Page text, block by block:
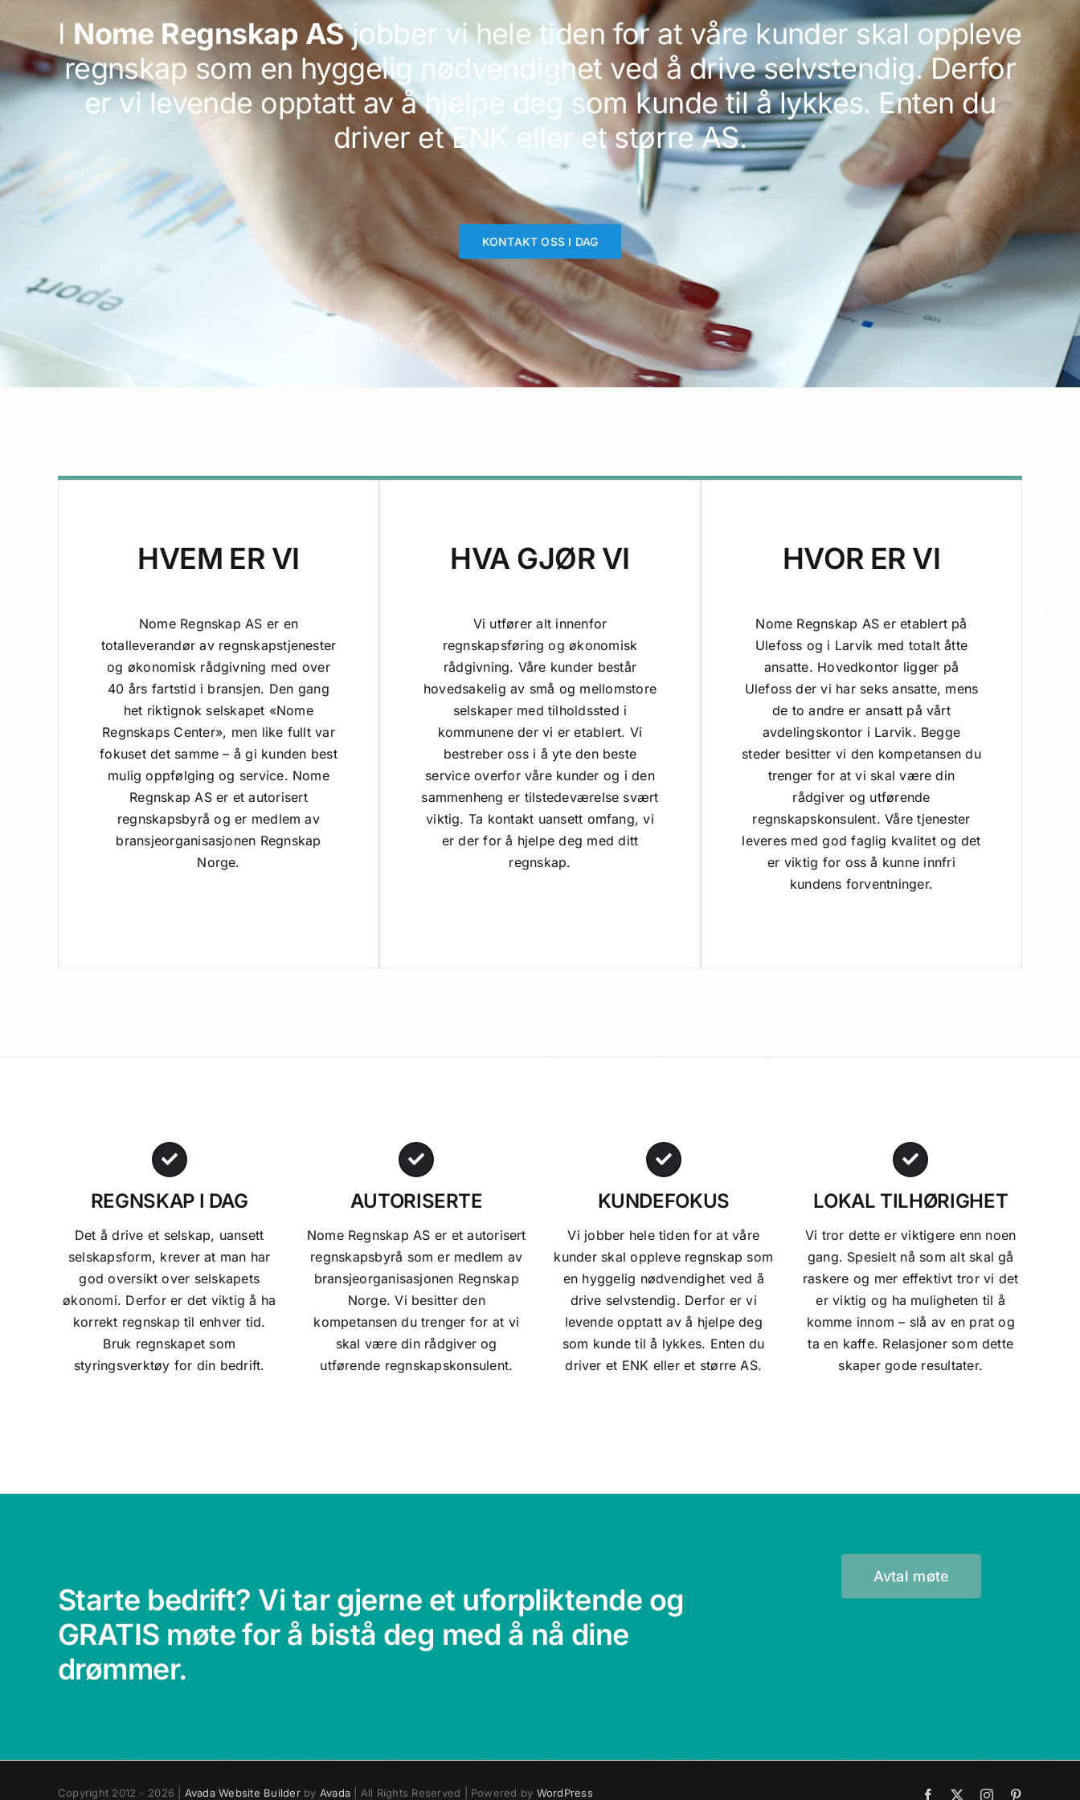
I Nome Regnskap ASjobber vi hele tiden for at våre kunder skal oppleve
regnskap som en hyggelig nødvendighet ved å drive selvstendig. Derfor
er vi levende opptatt av å hjelpe deg som kunde til å lykkes. Enten du
driver et ENK eller et større AS.
KONTAKT OSS I DAG
HVEM ER VI
Nome Regnskap AS er en
totalleverandør av regnskapstjenester
og økonomisk rådgivning med over
40 års fartstid i bransjen. Den gang
het riktignok selskapet «Nome
Regnskaps Center», men like fullt var
fokuset det samme – å gi kunden best
mulig oppfølging og service. Nome
Regnskap AS er et autorisert
regnskapsbyrå og er medlem av
bransjeorganisasjonen Regnskap
Norge.
HVA GJØR VI
Vi utfører alt innenfor
regnskapsføring og økonomisk
rådgivning. Våre kunder består
hovedsakelig av små og mellomstore
selskaper med tilholdssted i
kommunene der vi er etablert. Vi
bestreber oss i å yte den beste
service overfor våre kunder og i den
sammenheng er tilstedeværelse svært
viktig. Ta kontakt uansett omfang, vi
er der for å hjelpe deg med ditt
regnskap.
HVOR ER VI
Nome Regnskap AS er etablert på
Ulefoss og i Larvik med totalt åtte
ansatte. Hovedkontor ligger på
Ulefoss der vi har seks ansatte, mens
de to andre er ansatt på vårt
avdelingskontor i Larvik. Begge
steder besitter vi den kompetansen du
trenger for at vi skal være din
rådgiver og utførende
regnskapskonsulent. Våre tjenester
leveres med god faglig kvalitet og det
er viktig for oss å kunne innfri
kundens forventninger.
REGNSKAP I DAG
Det å drive et selskap, uansett
selskapsform, krever at man har
god oversikt over selskapets
økonomi. Derfor er det viktig å ha
korrekt regnskap til enhver tid.
Bruk regnskapet som
styringsverktøy for din bedrift.
AUTORISERTE
Nome Regnskap AS er et autorisert
regnskapsbyrå som er medlem av
bransjeorganisasjonen Regnskap
Norge. Vi besitter den
kompetansen du trenger for at vi
skal være din rådgiver og
utførende regnskapskonsulent.
KUNDEFOKUS
Vi jobber hele tiden for at våre
kunder skal oppleve regnskap som
en hyggelig nødvendighet ved å
drive selvstendig. Derfor er vi
levende opptatt av å hjelpe deg
som kunde til å lykkes. Enten du
driver et ENK eller et større AS.
LOKAL TILHØRIGHET
Vi tror dette er viktigere enn noen
gang. Spesielt nå som alt skal gå
raskere og mer effektivt tror vi det
er viktig og ha muligheten til å
komme innom – slå av en prat og
ta en kaffe. Relasjoner som dette
skaper gode resultater.
Starte bedrift? Vi tar gjerne et uforpliktende og
GRATIS møte for å bistå deg med å nå dine
drømmer.
Avtal møte
Copyright 2012 - 2026 | Avada Website Builderby Avada| All Rights Reserved | Powered by WordPress Facebook Instagram